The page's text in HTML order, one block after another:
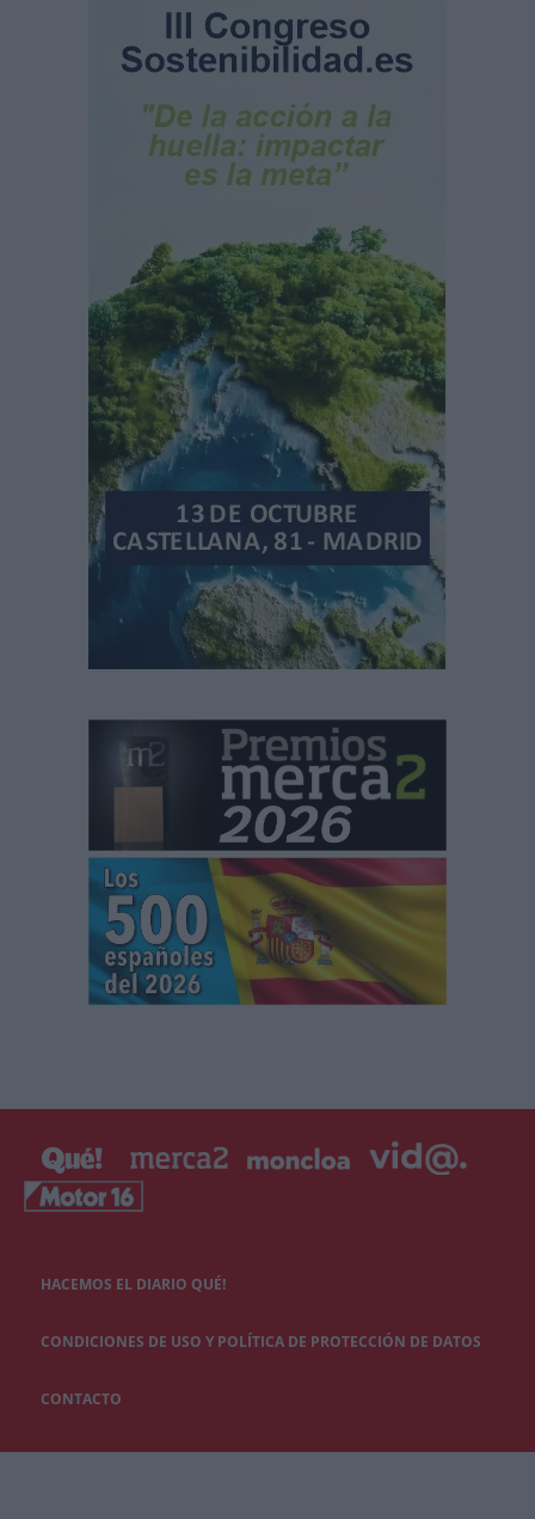
HACEMOS EL DIARIO QUÉ!
CONDICIONES DE USO Y POLÍTICA DE PROTECCIÓN DE DATOS
CONTACTO